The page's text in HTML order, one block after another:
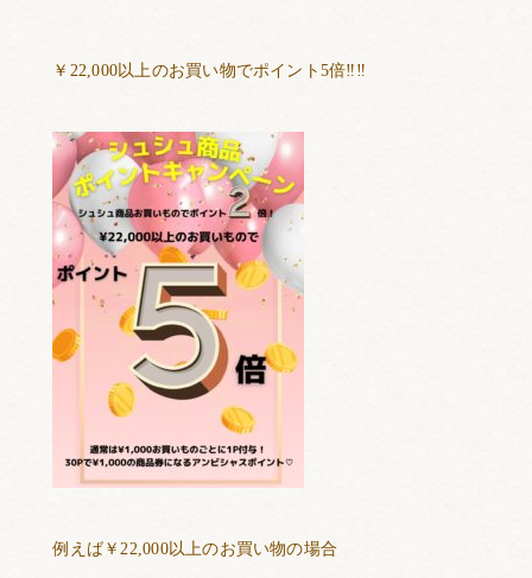
￥ 22,000以上のお買い物でポイント 5倍‼️‼️
例えば￥ 22,000以上のお買い物の場合